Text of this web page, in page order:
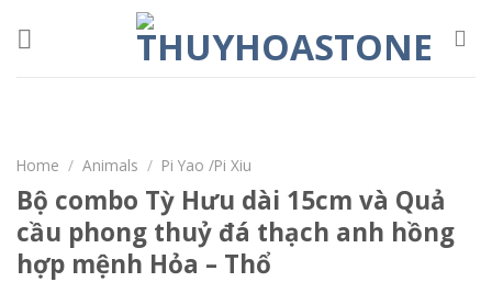
Home / Animals / Pi Yao /Pi Xiu
Bộ combo Tỳ Hưu dài 15cm và Quả
cầu phong thuỷ đá thạch anh hồng
hợp mệnh Hỏa – Thổ